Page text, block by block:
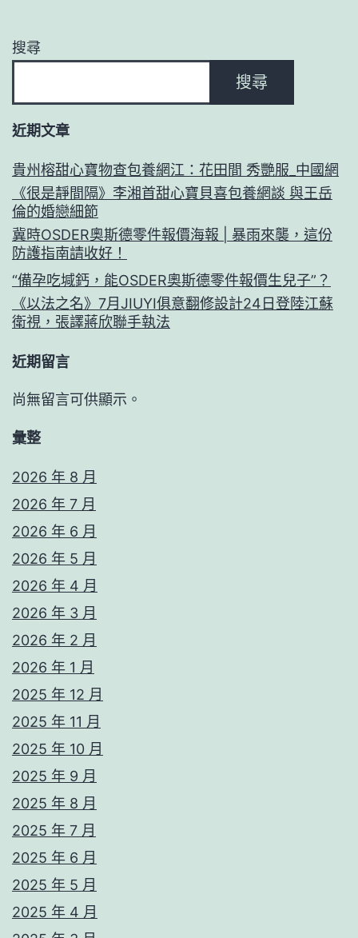
搜尋
搜尋
近期文章
貴州榕甜心寶物查包養網江：花田間 秀艷服_中國網
《很是靜間隔》李湘首甜心寶貝喜包養網談 與王岳
倫的婚戀細節
冀時OSDER奧斯德零件報價海報 | 暴雨來襲，這份
防護指南請收好！
“備孕吃堿鈣，能OSDER奧斯德零件報價生兒子”？
《以法之名》7月JIUYI俱意翻修設計24日登陸江蘇
衛視，張譯蔣欣聯手執法
近期留言
尚無留言可供顯示。
彙整
2026 年 8 月
2026 年 7 月
2026 年 6 月
2026 年 5 月
2026 年 4 月
2026 年 3 月
2026 年 2 月
2026 年 1 月
2025 年 12 月
2025 年 11 月
2025 年 10 月
2025 年 9 月
2025 年 8 月
2025 年 7 月
2025 年 6 月
2025 年 5 月
2025 年 4 月